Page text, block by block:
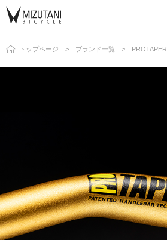
トップページ ブランド一覧 PROTAPER